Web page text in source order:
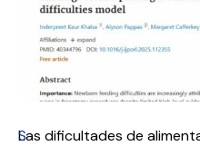
S
Las dificultades de